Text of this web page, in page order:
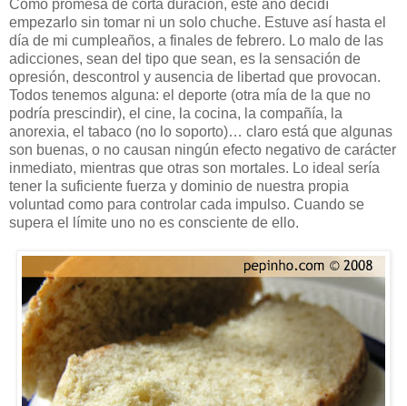
Como promesa de corta duración, este año decidí
empezarlo sin tomar ni un solo chuche. Estuve así hasta el
día de mi cumpleaños, a finales de febrero. Lo malo de las
adicciones, sean del tipo que sean, es la sensación de
opresión, descontrol y ausencia de libertad que provocan.
Todos tenemos alguna: el deporte (otra mía de la que no
podría prescindir), el cine, la cocina, la compañía, la
anorexia, el tabaco (no lo soporto)… claro está que algunas
son buenas, o no causan ningún efecto negativo de carácter
inmediato, mientras que otras son mortales. Lo ideal sería
tener la suficiente fuerza y dominio de nuestra propia
voluntad como para controlar cada impulso. Cuando se
supera el límite uno no es consciente de ello.